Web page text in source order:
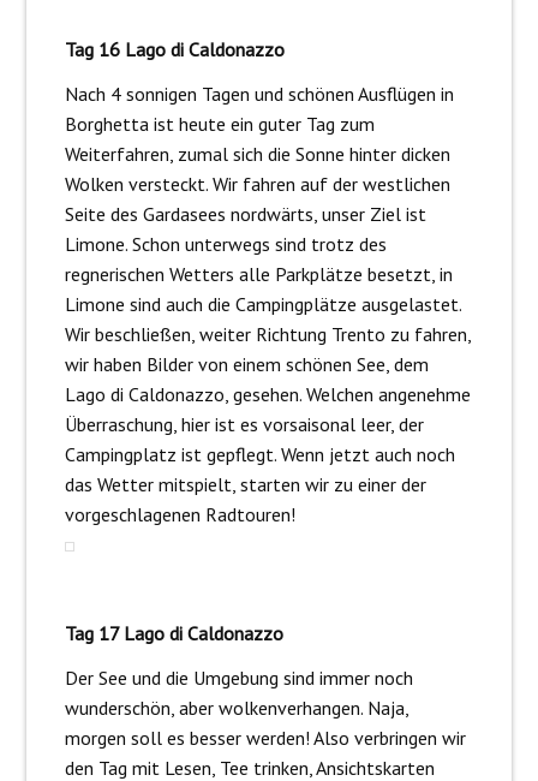
Tag 16 Lago di Caldonazzo
Nach 4 sonnigen Tagen und schönen Ausflügen in
Borghetta ist heute ein guter Tag zum
Weiterfahren, zumal sich die Sonne hinter dicken
Wolken versteckt. Wir fahren auf der westlichen
Seite des Gardasees nordwärts, unser Ziel ist
Limone. Schon unterwegs sind trotz des
regnerischen Wetters alle Parkplätze besetzt, in
Limone sind auch die Campingplätze ausgelastet.
Wir beschließen, weiter Richtung Trento zu fahren,
wir haben Bilder von einem schönen See, dem
Lago di Caldonazzo, gesehen. Welchen angenehme
Überraschung, hier ist es vorsaisonal leer, der
Campingplatz ist gepflegt. Wenn jetzt auch noch
das Wetter mitspielt, starten wir zu einer der
vorgeschlagenen Radtouren!
Tag 17 Lago di Caldonazzo
Der See und die Umgebung sind immer noch
wunderschön, aber wolkenverhangen. Naja,
morgen soll es besser werden! Also verbringen wir
den Tag mit Lesen, Tee trinken, Ansichtskarten